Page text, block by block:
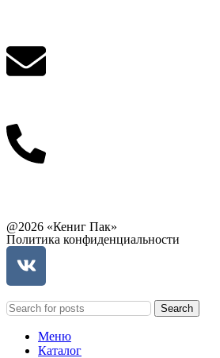
@2026 «Кениг Пак»
Политика конфиденциальности
Search
Меню
Каталог